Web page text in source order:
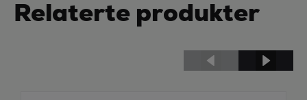
Relaterte produkter